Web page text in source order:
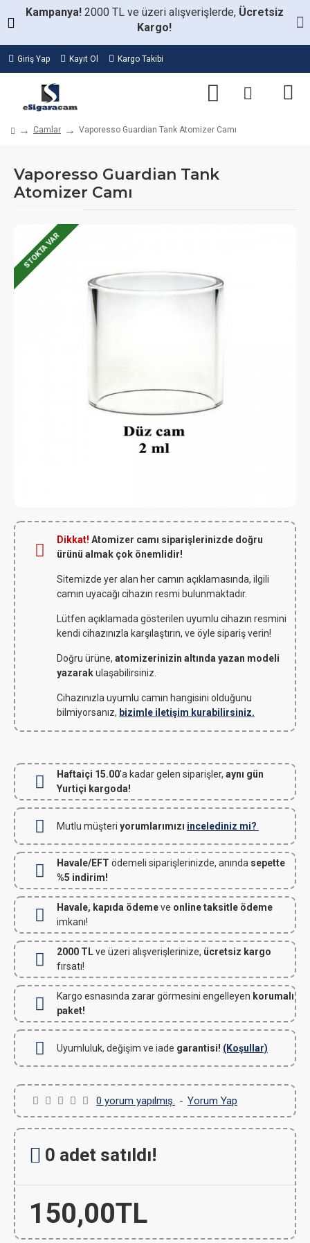
Kampanya! 2000 TL ve üzeri alışverişlerde, Ücretsiz
Kargo!
Giriş Yap Kayıt Ol Kargo Takibi
Camlar Vaporesso Guardian Tank Atomizer Camı
Vaporesso Guardian Tank
Atomizer Camı
STOKTA VAR
Dikkat! Atomizer camı siparişlerinizde doğru
ürünü almak çok önemlidir!
Sitemizde yer alan her camın açıklamasında, ilgili
camın uyacağı cihazın resmi bulunmaktadır.
Lütfen açıklamada gösterilen uyumlu cihazın resmini
kendi cihazınızla karşılaştırın, ve öyle sipariş verin!
Doğru ürüne, atomizerinizin altında yazan modeli
yazarakulaşabilirsiniz.
Cihazınızla uyumlu camın hangisini olduğunu
bilmiyorsanız, bizimle iletişim kurabilirsiniz.
Haftaiçi 15.00'a kadar gelen siparişler, aynı gün
Yurtiçi kargoda!
Mutlu müşteri yorumlarımızı incelediniz mi?
Havale/EFT ödemeli siparişlerinizde, anında sepette
%5 indirim!
Havale, kapıda ödemeve online taksitle ödeme
imkanı!
2000 TLve üzeri alışverişlerinize, ücretsiz kargo
fırsatı!
Kargo esnasında zarar görmesini engelleyen korumalı
paket!
Uyumluluk, değişim ve iade garantisi! (Koşullar)
0 yorum yapılmış. - Yorum Yap
150,00TL
0 adet satıldı!